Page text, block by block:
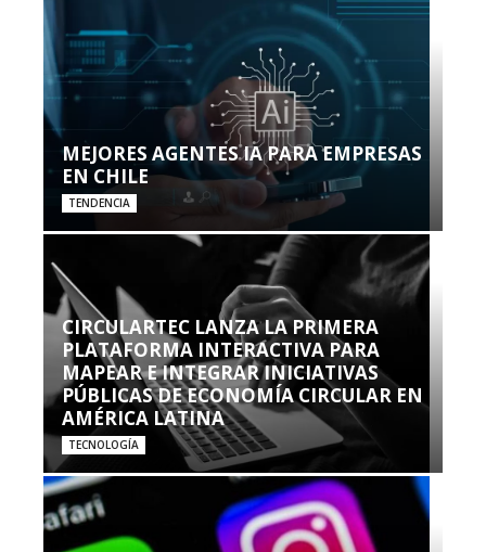
MEJORES AGENTES IA PARA EMPRESAS
EN CHILE
TENDENCIA
CIRCULARTEC LANZA LA PRIMERA
PLATAFORMA INTERACTIVA PARA
MAPEAR E INTEGRAR INICIATIVAS
PÚBLICAS DE ECONOMÍA CIRCULAR EN
AMÉRICA LATINA
TECNOLOGÍA